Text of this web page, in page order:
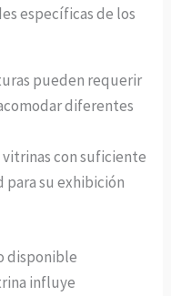
específicas de los
pueden requerir
diferentes
vitrinas con suficiente
su exhibición
disponible
influye